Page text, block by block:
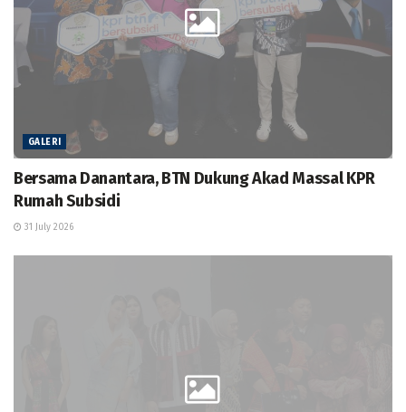
GALERI
Bersama Danantara, BTN Dukung Akad Massal KPR
Rumah Subsidi
31 July 2026